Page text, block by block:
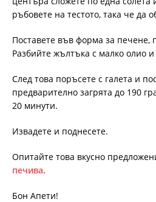
ръбовете на тестото, така че да
Поставете във форма за печене,
Разбийте жълтъка с малко олио
След това поръсете с галета и
предварително загрята до 190
20 минути.
Извадете и поднесете.
Опитайте това вкусно
печива.
Бон Апети!